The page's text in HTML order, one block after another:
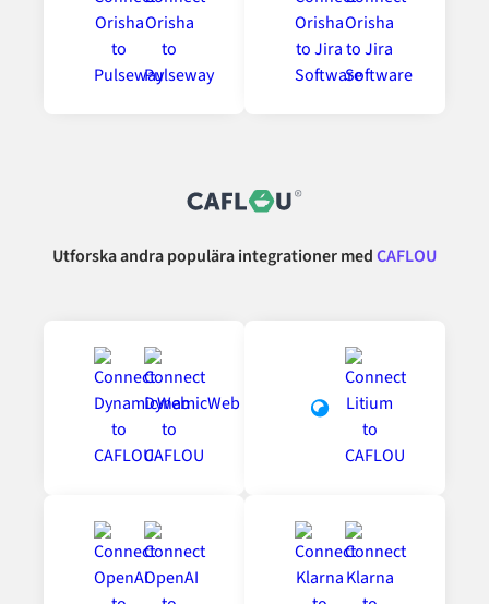
Utforska andra populära integrationer medCAFLOU